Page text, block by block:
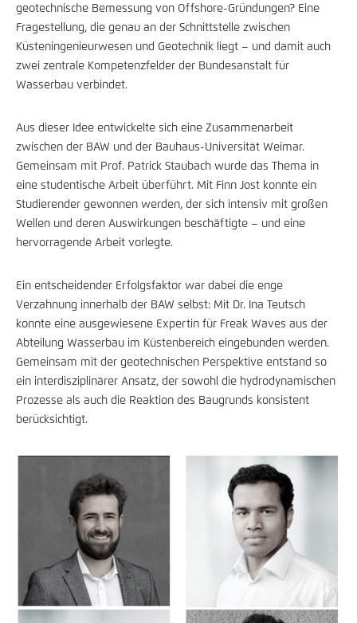
geotechnische Bemessung von Offshore-Gründungen? Eine
Fragestellung, die genau an der Schnittstelle zwischen
Küsteningenieurwesen und Geotechnik liegt – und damit auch
zwei zentrale Kompetenzfelder der Bundesanstalt für
Wasserbau verbindet.
Aus dieser Idee entwickelte sich eine Zusammenarbeit
zwischen der BAW und der Bauhaus-Universität Weimar.
Gemeinsam mit Prof. Patrick Staubach wurde das Thema in
eine studentische Arbeit überführt. Mit Finn Jost konnte ein
Studierender gewonnen werden, der sich intensiv mit großen
Wellen und deren Auswirkungen beschäftigte – und eine
hervorragende Arbeit vorlegte.
Ein entscheidender Erfolgsfaktor war dabei die enge
Verzahnung innerhalb der BAW selbst: Mit Dr. Ina Teutsch
konnte eine ausgewiesene Expertin für Freak Waves aus der
Abteilung Wasserbau im Küstenbereich eingebunden werden.
Gemeinsam mit der geotechnischen Perspektive entstand so
ein interdisziplinärer Ansatz, der sowohl die hydrodynamischen
Prozesse als auch die Reaktion des Baugrunds konsistent
berücksichtigt.